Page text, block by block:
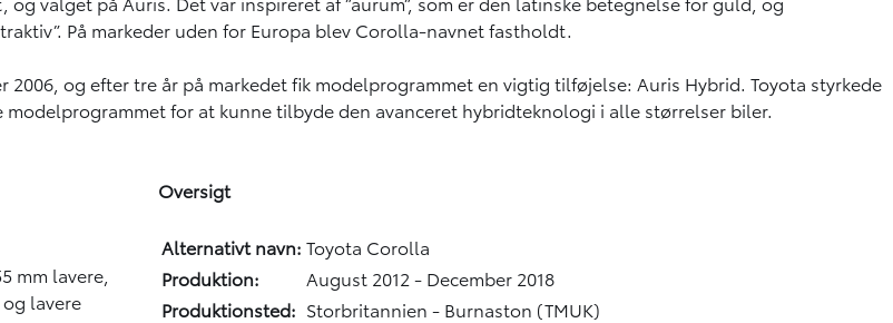
På markeder uden for Europa blev Corolla-navnet fastholdt.
og efter tre år på markedet fik modelprogrammet en vigtig tilføjelse: Auris Hybrid. Toyota styrkede
for at kunne tilbyde den avanceret hybridteknologi i alle størrelser biler.
mm lavere,
lavere
Oversigt
Alternativt navn: Toyota Corolla
Produktion:
August 2012 - December 2018
Produktionsted: Storbritannien - Burnaston (TMUK)